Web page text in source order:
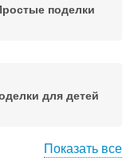
поделки
для детей
Показать все